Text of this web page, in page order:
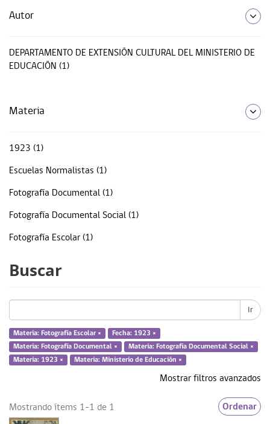
Autor
DEPARTAMENTO DE EXTENSIÓN CULTURAL DEL MINISTERIO DE
EDUCACIÓN (1)
Materia
1923 (1)
Escuelas Normalistas (1)
Fotografía Documental (1)
Fotografía Documental Social (1)
Fotografía Escolar (1)
Fecha
Buscar
Ir
Materia: Fotografía Escolar ×
Fecha: 1923 ×
Materia: Fotografía Documental ×
Materia: Fotografía Documental Social ×
Materia: 1923 ×
Materia: Ministerio de Educación ×
Mostrar filtros avanzados
Mostrando ítems 1-1 de 1 Ordenar